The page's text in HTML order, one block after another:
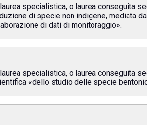
specialistica, o laurea conseguita
di specie non indigene, mediata
di dati di monitoraggio».
specialistica, o laurea conseguita
«dello studio delle specie